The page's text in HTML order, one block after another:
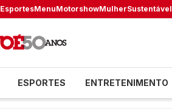
EsportesMenuMotorshowMulherSustentável
ESPORTES ENTRETENIMENTO